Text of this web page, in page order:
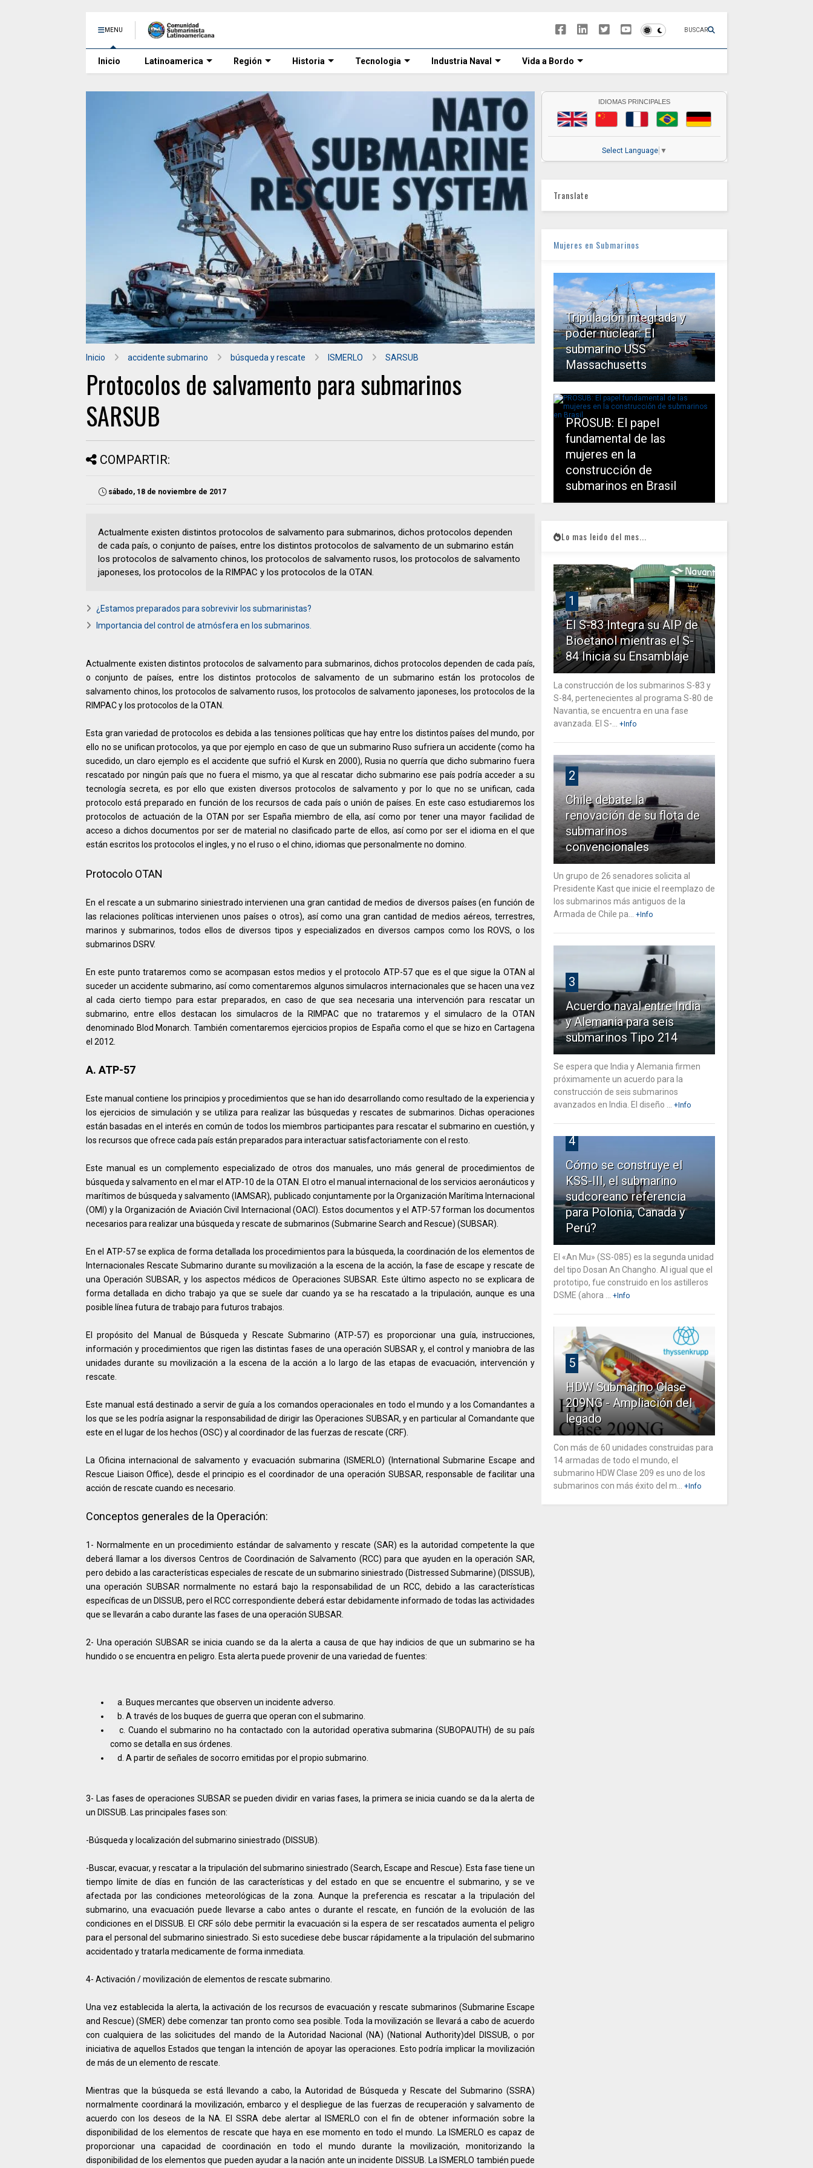
MENU BUSCAR
Inicio Latinoamerica Región Historia Tecnologia Industria Naval Vida a Bordo
Inicio accidente submarino búsqueda y rescate ISMERLO SARSUB
Protocolos de salvamento para submarinos
SARSUB
COMPARTIR:
sábado, 18 de noviembre de 2017
Actualmente existen distintos protocolos de salvamento para submarinos, dichos protocolos dependen
de cada país, o conjunto de países, entre los distintos protocolos de salvamento de un submarino están
los protocolos de salvamento chinos, los protocolos de salvamento rusos, los protocolos de salvamento
japoneses, los protocolos de la RIMPAC y los protocolos de la OTAN.
¿Estamos preparados para sobrevivir los submarinistas?
Importancia del control de atmósfera en los submarinos.
Actualmente existen distintos protocolos de salvamento para submarinos, dichos protocolos dependen de cada país,
o conjunto de países, entre los distintos protocolos de salvamento de un submarino están los protocolos de
salvamento chinos, los protocolos de salvamento rusos, los protocolos de salvamento japoneses, los protocolos de la
RIMPAC y los protocolos de la OTAN.
Esta gran variedad de protocolos es debida a las tensiones políticas que hay entre los distintos países del mundo, por
ello no se unifican protocolos, ya que por ejemplo en caso de que un submarino Ruso sufriera un accidente (como ha
sucedido, un claro ejemplo es el accidente que sufrió el Kursk en 2000), Rusia no querría que dicho submarino fuera
rescatado por ningún país que no fuera el mismo, ya que al rescatar dicho submarino ese país podría acceder a su
tecnología secreta, es por ello que existen diversos protocolos de salvamento y por lo que no se unifican, cada
protocolo está preparado en función de los recursos de cada país o unión de países. En este caso estudiaremos los
protocolos de actuación de la OTAN por ser España miembro de ella, así como por tener una mayor facilidad de
acceso a dichos documentos por ser de material no clasificado parte de ellos, así como por ser el idioma en el que
están escritos los protocolos el ingles, y no el ruso o el chino, idiomas que personalmente no domino.
Protocolo OTAN
En el rescate a un submarino siniestrado intervienen una gran cantidad de medios de diversos países (en función de
las relaciones políticas intervienen unos países o otros), así como una gran cantidad de medios aéreos, terrestres,
marinos y submarinos, todos ellos de diversos tipos y especializados en diversos campos como los ROVS, o los
submarinos DSRV.
En este punto trataremos como se acompasan estos medios y el protocolo ATP-57 que es el que sigue la OTAN al
suceder un accidente submarino, así como comentaremos algunos simulacros internacionales que se hacen una vez
al cada cierto tiempo para estar preparados, en caso de que sea necesaria una intervención para rescatar un
submarino, entre ellos destacan los simulacros de la RIMPAC que no trataremos y el simulacro de la OTAN
denominado Blod Monarch. También comentaremos ejercicios propios de España como el que se hizo en Cartagena
el 2012.
A. ATP-57
Este manual contiene los principios y procedimientos que se han ido desarrollando como resultado de la experiencia y
los ejercicios de simulación y se utiliza para realizar las búsquedas y rescates de submarinos. Dichas operaciones
están basadas en el interés en común de todos los miembros participantes para rescatar el submarino en cuestión, y
los recursos que ofrece cada país están preparados para interactuar satisfactoriamente con el resto.
Este manual es un complemento especializado de otros dos manuales, uno más general de procedimientos de
búsqueda y salvamento en el mar el ATP-10 de la OTAN. El otro el manual internacional de los servicios aeronáuticos y
marítimos de búsqueda y salvamento (IAMSAR), publicado conjuntamente por la Organización Marítima Internacional
(OMI) y la Organización de Aviación Civil Internacional (OACI). Estos documentos y el ATP-57 forman los documentos
necesarios para realizar una búsqueda y rescate de submarinos (Submarine Search and Rescue) (SUBSAR).
En el ATP-57 se explica de forma detallada los procedimientos para la búsqueda, la coordinación de los elementos de
Internacionales Rescate Submarino durante su movilización a la escena de la acción, la fase de escape y rescate de
una Operación SUBSAR, y los aspectos médicos de Operaciones SUBSAR. Este último aspecto no se explicara de
forma detallada en dicho trabajo ya que se suele dar cuando ya se ha rescatado a la tripulación, aunque es una
posible línea futura de trabajo para futuros trabajos.
El propósito del Manual de Búsqueda y Rescate Submarino (ATP-57) es proporcionar una guía, instrucciones,
información y procedimientos que rigen las distintas fases de una operación SUBSAR y, el control y maniobra de las
unidades durante su movilización a la escena de la acción a lo largo de las etapas de evacuación, intervención y
rescate.
Este manual está destinado a servir de guía a los comandos operacionales en todo el mundo y a los Comandantes a
los que se les podría asignar la responsabilidad de dirigir las Operaciones SUBSAR, y en particular al Comandante que
este en el lugar de los hechos (OSC) y al coordinador de las fuerzas de rescate (CRF).
La Oficina internacional de salvamento y evacuación submarina (ISMERLO) (International Submarine Escape and
Rescue Liaison Office), desde el principio es el coordinador de una operación SUBSAR, responsable de facilitar una
acción de rescate cuando es necesario.
Conceptos generales de la Operación:
1- Normalmente en un procedimiento estándar de salvamento y rescate (SAR) es la autoridad competente la que
deberá llamar a los diversos Centros de Coordinación de Salvamento (RCC) para que ayuden en la operación SAR,
pero debido a las características especiales de rescate de un submarino siniestrado (Distressed Submarine) (DISSUB),
una operación SUBSAR normalmente no estará bajo la responsabilidad de un RCC, debido a las características
específicas de un DISSUB, pero el RCC correspondiente deberá estar debidamente informado de todas las actividades
que se llevarán a cabo durante las fases de una operación SUBSAR.
2- Una operación SUBSAR se inicia cuando se da la alerta a causa de que hay indicios de que un submarino se ha
hundido o se encuentra en peligro. Esta alerta puede provenir de una variedad de fuentes:
a. Buques mercantes que observen un incidente adverso.
b. A través de los buques de guerra que operan con el submarino.
c. Cuando el submarino no ha contactado con la autoridad operativa submarina (SUBOPAUTH) de su país
como se detalla en sus órdenes.
d. A partir de señales de socorro emitidas por el propio submarino.
3- Las fases de operaciones SUBSAR se pueden dividir en varias fases, la primera se inicia cuando se da la alerta de
un DISSUB. Las principales fases son:
-Búsqueda y localización del submarino siniestrado (DISSUB).
-Buscar, evacuar, y rescatar a la tripulación del submarino siniestrado (Search, Escape and Rescue). Esta fase tiene un
tiempo límite de días en función de las características y del estado en que se encuentre el submarino, y se ve
afectada por las condiciones meteorológicas de la zona. Aunque la preferencia es rescatar a la tripulación del
submarino, una evacuación puede llevarse a cabo antes o durante el rescate, en función de la evolución de las
condiciones en el DISSUB. El CRF sólo debe permitir la evacuación si la espera de ser rescatados aumenta el peligro
para el personal del submarino siniestrado. Si esto sucediese debe buscar rápidamente a la tripulación del submarino
accidentado y tratarla medicamente de forma inmediata.
4- Activación / movilización de elementos de rescate submarino.
Una vez establecida la alerta, la activación de los recursos de evacuación y rescate submarinos (Submarine Escape
and Rescue) (SMER) debe comenzar tan pronto como sea posible. Toda la movilización se llevará a cabo de acuerdo
con cualquiera de las solicitudes del mando de la Autoridad Nacional (NA) (National Authority)del DISSUB, o por
iniciativa de aquellos Estados que tengan la intención de apoyar las operaciones. Esto podría implicar la movilización
de más de un elemento de rescate.
Mientras que la búsqueda se está llevando a cabo, la Autoridad de Búsqueda y Rescate del Submarino (SSRA)
normalmente coordinará la movilización, embarco y el despliegue de las fuerzas de recuperación y salvamento de
acuerdo con los deseos de la NA. El SSRA debe alertar al ISMERLO con el fin de obtener información sobre la
disponibilidad de los elementos de rescate que haya en ese momento en todo el mundo. La ISMERLO es capaz de
proporcionar una capacidad de coordinación en todo el mundo durante la movilización, monitorizando la
disponibilidad de los elementos que pueden ayudar a la nación ante un incidente DISSUB. La ISMERLO también puede
IDIOMAS PRINCIPALES
Select Language ▼
Translate
Mujeres en Submarinos
Tripulación integrada y
poder nuclear: El
submarino USS
Massachusetts
PROSUB: El papel
fundamental de las
mujeres en la
construcción de
submarinos en Brasil
Lo mas leido del mes...
1
El S-83 Integra su AIP de
Bioetanol mientras el S-
84 Inicia su Ensamblaje
La construcción de los submarinos S-83 y
S-84, pertenecientes al programa S-80 de
Navantia, se encuentra en una fase
avanzada. El S-...
+Info
2
Chile debate la
renovación de su flota de
submarinos
convencionales
Un grupo de 26 senadores solicita al
Presidente Kast que inicie el reemplazo de
los submarinos más antiguos de la
Armada de Chile pa...
+Info
3
Acuerdo naval entre India
y Alemania para seis
submarinos Tipo 214
Se espera que India y Alemania firmen
próximamente un acuerdo para la
construcción de seis submarinos
avanzados en India. El diseño ...
+Info
4
Cómo se construye el
KSS-III, el submarino
sudcoreano referencia
para Polonia, Canada y
Perú?
El «An Mu» (SS-085) es la segunda unidad
del tipo Dosan An Changho. Al igual que el
prototipo, fue construido en los astilleros
DSME (ahora ...
+Info
5
HDW Submarino Clase
209NG - Ampliación del
legado
Con más de 60 unidades construidas para
14 armadas de todo el mundo, el
submarino HDW Clase 209 es uno de los
submarinos con más éxito del m...
+Info